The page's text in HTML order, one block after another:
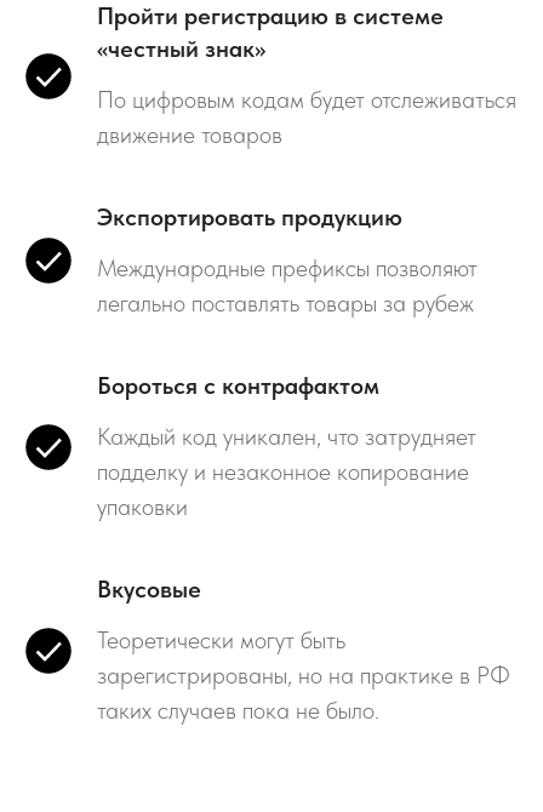
Пройти регистрацию в системе
«честный знак»
По цифровым кодам будет отслеживаться
движение товаров
Экспортировать продукцию
Международные префиксы позволяют
легально поставлять товары за рубеж
Бороться с контрафактом
Каждый код уникален, что затрудняет
подделку и незаконное копирование
упаковки
Вкусовые
Теоретически могут быть
зарегистрированы, но на практике в РФ
таких случаев пока не было.